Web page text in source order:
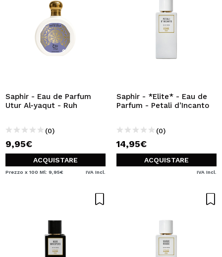
Saphir - Eau de Parfum
Utur Al-yaqut - Ruh
(0)
9,95€
ACQUISTARE
Prezzo x 100 Ml: 9,95€ IVA Incl.
Saphir - *Elite* - Eau de
Parfum - Petali d’Incanto
(0)
14,95€
ACQUISTARE
IVA Incl.